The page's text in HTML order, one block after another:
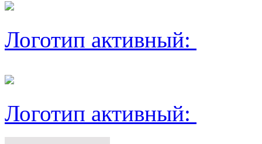
Логотип активный:
Логотип активный: